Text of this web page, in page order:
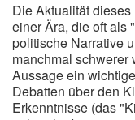
Die Aktualität
einer Ära, die oft als
politische Narrative
manchmal
Aussage ein
Debatten über den
Erkenntnisse (das